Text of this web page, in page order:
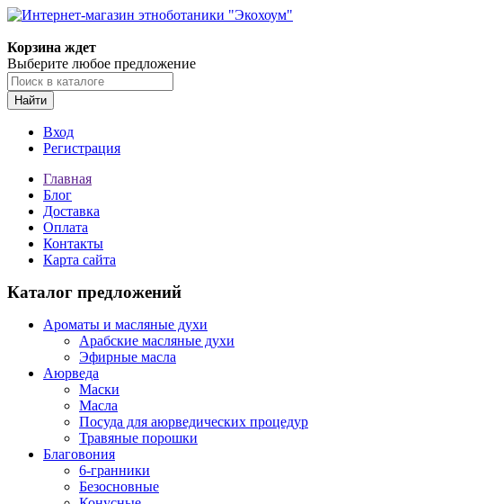
Корзина ждет
Выберите любое предложение
Найти
Вход
Регистрация
Главная
Блог
Доставка
Оплата
Контакты
Карта сайта
Каталог предложений
Ароматы и масляные духи
Арабские масляные духи
Эфирные масла
Аюрведа
Маски
Масла
Посуда для аюрведических процедур
Травяные порошки
Благовония
6-гранники
Безосновные